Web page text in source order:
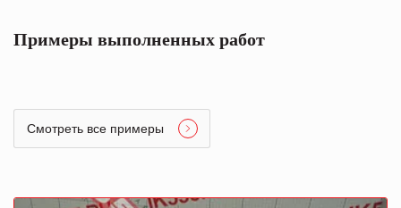
Примеры выполненных работ
Смотреть все примеры